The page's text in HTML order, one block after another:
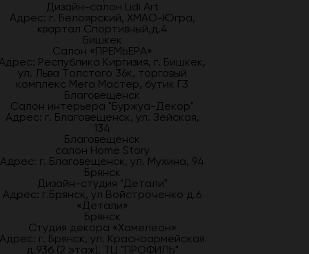
Дизайн-салон Lidi Art
Адрес: г. Белоярский, ХМАО-Югра,
квартал Спортивный,д.4
Бишкек
Салон «ПРЕМЬЕРА»
Республика Киргизия, г. Бишкек,
ул. Льва Толстого 36к, торговый
комплекс Мега Мастер, бутик Г3
Благовещенск
Салон интерьера "Буржуа-Декор"
Адрес: г. Благовещенск, ул. Зейская,
134
Благовещенск
салон Home Story
Адрес: г. Благовещенск, ул. Мухина, 94
Брянск
Дизайн-студия "Детали"
Адрес: г.Брянск, ул Войстроченко д.6
«Детали»
Брянск
Студия декора «Хамелеон»
Адрес: г. Брянск, ул. Красноармейская
д.93б (2 этаж), ТЦ "ПРОФИЛЬ"